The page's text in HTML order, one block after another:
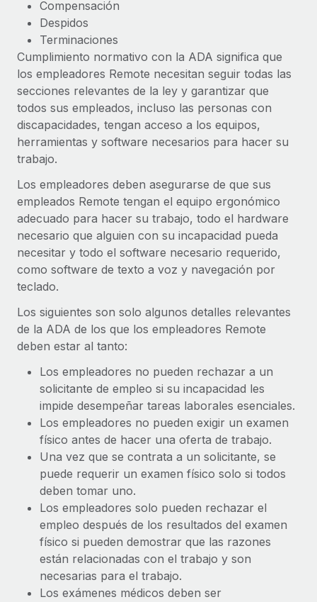
Compensación
Despidos
Terminaciones
Cumplimiento normativo con la ADA significa que
los empleadores Remote necesitan seguir todas las
secciones relevantes de la ley y garantizar que
todos sus empleados, incluso las personas con
discapacidades, tengan acceso a los equipos,
herramientas y software necesarios para hacer su
trabajo.
Los empleadores deben asegurarse de que sus
empleados Remote tengan el equipo ergonómico
adecuado para hacer su trabajo, todo el hardware
necesario que alguien con su incapacidad pueda
necesitar y todo el software necesario requerido,
como software de texto a voz y navegación por
teclado.
Los siguientes son solo algunos detalles relevantes
de la ADA de los que los empleadores Remote
deben estar al tanto:
Los empleadores no pueden rechazar a un
solicitante de empleo si su incapacidad les
impide desempeñar tareas laborales esenciales.
Los empleadores no pueden exigir un examen
físico antes de hacer una oferta de trabajo.
Una vez que se contrata a un solicitante, se
puede requerir un examen físico solo si todos
deben tomar uno.
Los empleadores solo pueden rechazar el
empleo después de los resultados del examen
físico si pueden demostrar que las razones
están relacionadas con el trabajo y son
necesarias para el trabajo.
Los exámenes médicos deben ser